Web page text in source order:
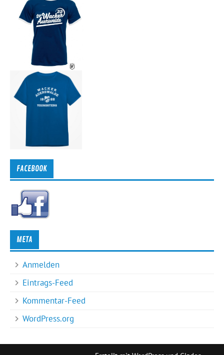
FACEBOOK
META
Anmelden
Eintrags-Feed
Kommentar-Feed
WordPress.org